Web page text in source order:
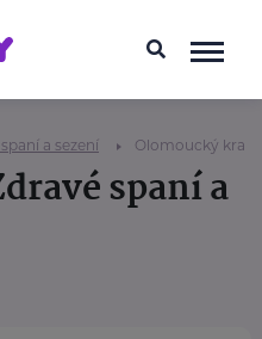
a sezení Olomoucký kraj
spaní a